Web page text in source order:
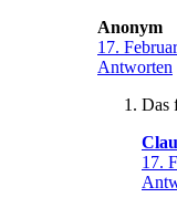
Anonym
17.
Antworten
Das
17.